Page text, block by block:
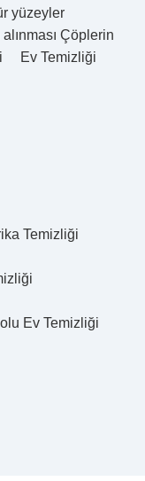
yüzeyler
Çöplerin
Ev Temizliği